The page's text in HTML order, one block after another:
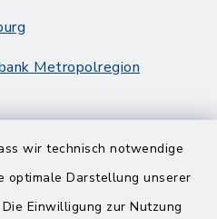
wir technisch notwendige
optimale Darstellung unserer
Einwilligung zur Nutzung
Metropolregion